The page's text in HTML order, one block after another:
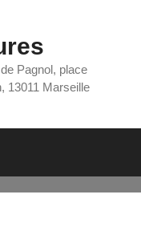
Pagnol, place
13011 Marseille